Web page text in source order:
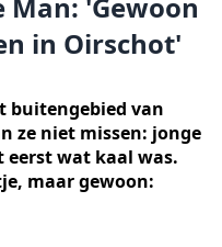
in Oirschot'
buitengebied van
ze niet missen: jonge
eerst wat kaal was.
maar gewoon: